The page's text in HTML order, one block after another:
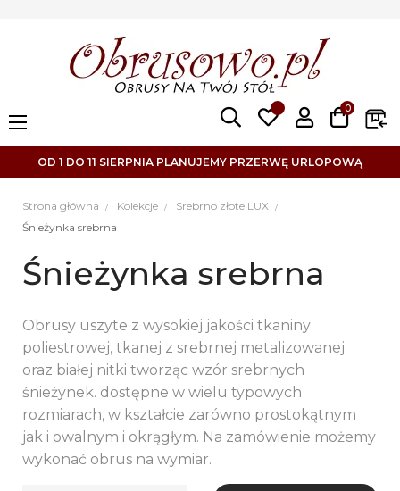
0
Toggle
navigation
☰
OD 1 DO 11 SIERPNIA PLANUJEMY PRZERWĘ URLOPOWĄ
Śnieżynka srebrna
Strona główna Kolekcje
Srebrno złote LUX
Śnieżynka srebrna
Obrusy uszyte z wysokiej jakości tkaniny
poliestrowej, tkanej z srebrnej metalizowanej
oraz białej nitki tworząc wzór srebrnych
śnieżynek. dostępne w wielu typowych
rozmiarach, w kształcie zarówno prostokątnym
jak i owalnym i okrągłym. Na zamówienie możemy
wykonać obrus na wymiar.